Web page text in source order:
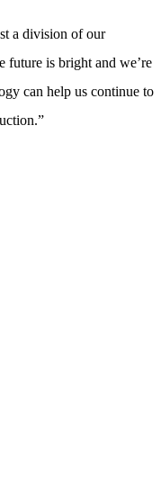
a division of our
future is bright and we’re
can help us continue to